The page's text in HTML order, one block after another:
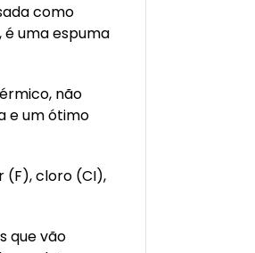
como
uma espuma
não
e um ótimo
(F), cloro (CI),
que vão